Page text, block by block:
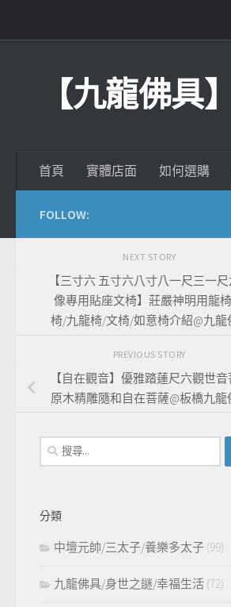
【九龍佛具
首頁 實體店面 如何選購
FOLLOW:
NEXT STORY
【三寸六 五寸六八寸八一尺三一
像專用貼座文椅】莊嚴神明用龍
椅/九龍椅/文椅/如意椅介紹@九龍
PREVIOUS STORY
【自在觀音】優雅踏蓮尺六觀世音
原木精雕隨和自在菩薩@板橋九龍
搜
尋
字:
分類
中壇元帥/三太子/養樂多太子 (99)
九龍佛具/身世之謎/幸福生活 (72)